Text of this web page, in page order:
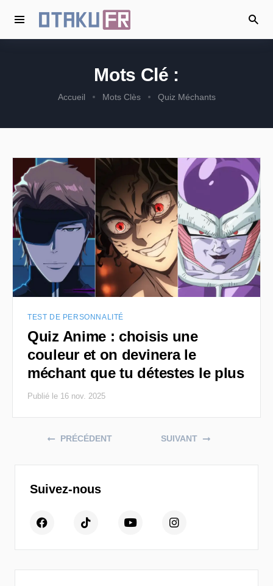
Mots Clé :
Accueil Mots Clès Quiz Méchants
TEST DE PERSONNALITÉ
Quiz Anime : choisis une
couleur et on devinera le
méchant que tu détestes le plus
Publié le 16 nov. 2025
Posts navigation
PRÉCÉDENT SUIVANT
Suivez-nous